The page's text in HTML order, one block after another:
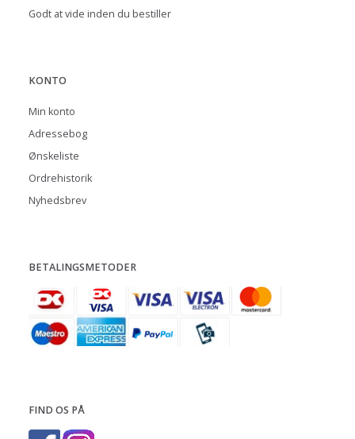
Godt at vide inden du bestiller
KONTO
Min konto
Adressebog
Ønskeliste
Ordrehistorik
Nyhedsbrev
BETALINGSMETODER
FIND OS PÅ